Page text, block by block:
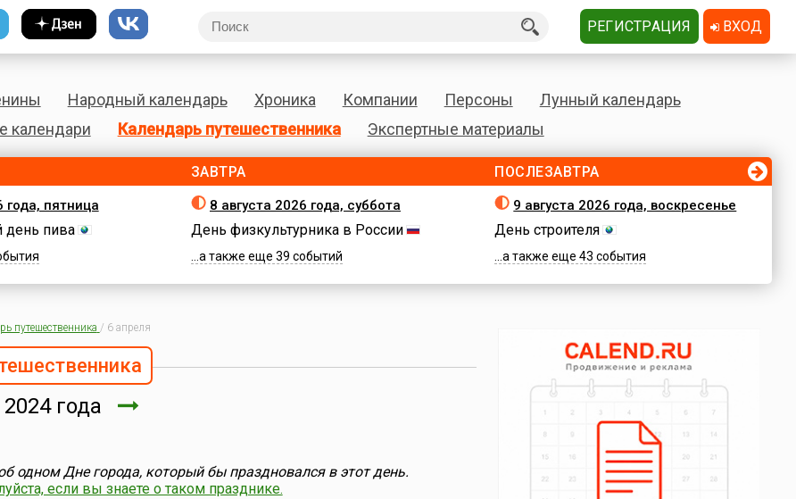
Народный календарь Хроника Компании Персоны
Лунный календарь
календари
Календарь путешественника Экспертные материалы
года, пятница
пива
ЗАВТРА
8 августа 2026 года, суббота
День физкультурника в России
...а также еще 39 событий
ПОСЛЕЗАВТРА
9 августа 2026 года, воскресенье
День строителя
...а также еще 43 события
путешественника / 6 апреля
года
одном Дне города, который бы праздновался в этот день.
если вы знаете о таком празднике.
РЕГИСТРАЦИЯ ВХОД